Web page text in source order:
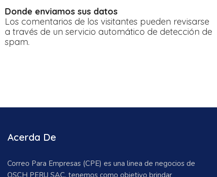
Donde enviamos sus datos
Los comentarios de los visitantes pueden revisarse
a través de un servicio automático de detección de
spam.
Acerda De
Correo Para Empresas (CPE) es una linea de negocios de
OSCH PERU SAC, tenemos como objetivo brindar